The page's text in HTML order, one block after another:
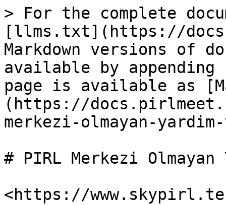
> For the complete
[llms.txt](https://
Markdown versions of
available by
page is available as
(https://
merkezi-olmayan-
# PIRL Merkezi Olmayan
​<https://